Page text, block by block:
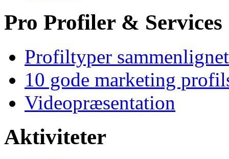
Pro Profiler & Services
Profiltyper sammenlignet
10 gode marketing
Videopræsentation
Aktiviteter